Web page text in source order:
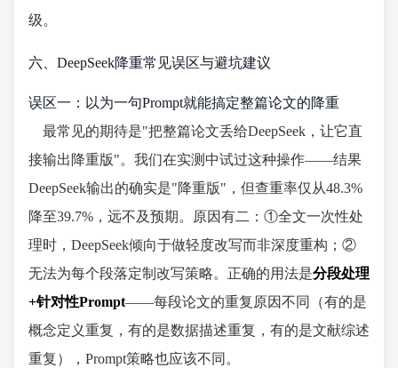
级。
六、DeepSeek降重常见误区与避坑建议
误区一：以为一句Prompt就能搞定整篇论文的降重
最常见的期待是"把整篇论文丢给DeepSeek，让它直
接输出降重版"。我们在实测中试过这种操作——结果
DeepSeek输出的确实是"降重版"，但查重率仅从48.3%
降至39.7%，远不及预期。原因有二：①全文一次性处
理时，DeepSeek倾向于做轻度改写而非深度重构；②
无法为每个段落定制改写策略。正确的用法是分段处理
+针对性Prompt——每段论文的重复原因不同（有的是
概念定义重复，有的是数据描述重复，有的是文献综述
重复），Prompt策略也应该不同。